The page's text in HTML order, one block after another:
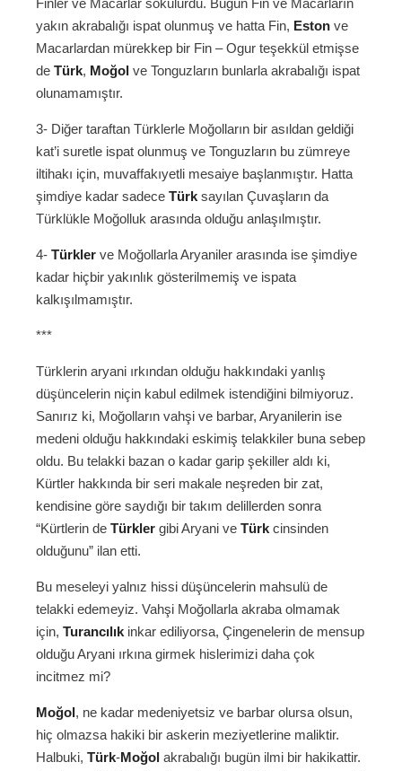
Finler ve Macarlar sokulurdu. Bugün Fin ve Macarların
yakın akrabalığı ispat olunmuş ve hatta Fin, Eston ve
Macarlardan mürekkep bir Fin – Ogur teşekkül etmişse
de Türk, Moğol ve Tonguzların bunlarla akrabalığı ispat
olunamamıştır.
3- Diğer taraftan Türklerle Moğolların bir asıldan geldiği
kat’i suretle ispat olunmuş ve Tonguzların bu zümreye
iltihakı için, muvaffakıyetli mesaiye başlanmıştır. Hatta
şimdiye kadar sadece Türk sayılan Çuvaşların da
Türklükle Moğolluk arasında olduğu anlaşılmıştır.
4- Türkler ve Moğollarla Aryaniler arasında ise şimdiye
kadar hiçbir yakınlık gösterilmemiş ve ispata
kalkışılmamıştır.
***
Türklerin aryani ırkından olduğu hakkındaki yanlış
düşüncelerin niçin kabul edilmek istendiğini bilmiyoruz.
Sanırız ki, Moğolların vahşi ve barbar, Aryanilerin ise
medeni olduğu hakkındaki eskimiş telakkiler buna sebep
oldu. Bu telakki bazan o kadar garip şekiller aldı ki,
Kürtler hakkında bir seri makale neşreden bir zat,
kendisine göre saydığı bir takım delillerden sonra
“Kürtlerin de Türkler gibi Aryani ve Türk cinsinden
olduğunu” ilan etti.
Bu meseleyi yalnız hissi düşüncelerin mahsulü de
telakki edemeyiz. Vahşi Moğollarla akraba olmamak
için, Turancılık inkar ediliyorsa, Çingenelerin de mensup
olduğu Aryani ırkına girmek hislerimizi daha çok
incitmez mi?
Moğol, ne kadar medeniyetsiz ve barbar olursa olsun,
hiç olmazsa hakiki bir askerin meziyetlerine maliktir.
Halbuki, Türk-Moğol akrabalığı bugün ilmi bir hakikattir.